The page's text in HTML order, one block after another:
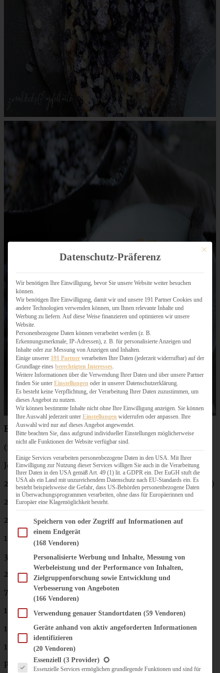
Blaubeer Dutch Baby
(für eine Pfanne 28 cm)
Je nach Hunger für 1 – 2 Personen:
200 g Blaubeeren (je nach Jahreszeit frisch oder gefroren)
2 EL Butter
2 Eier
120 ml Milch
3 El Zucker
2 Tl Vanille-Extrakt
75 g Mehl
1 Tl Zimt
1 Prise Salz
1 Handvoll Mandeln
Puderzucker zum Bestäuben
Mit
Datenschutz-Präferenz
Wir benötigen Ihre Einwilligung, bevor Sie unsere Website weiter besuchen
können.
Wir benötigen Ihre Einwilligung, damit wir und unsere 191 Partner Cookies und
andere Technologien verwenden können, um Ihnen relevante Inhalte und
Werbung zu liefern. Auf diese Weise finanzieren und optimieren wir unsere
Website.
Personenbezogene Daten können verarbeitet werden (z. B.
Erkennungsmerkmale, IP-Adressen), z. B. für personalisierte Anzeigen und
Inhalte oder zur Messung von Anzeigen und Inhalten.
Einige unserer 191 Partner verarbeiten Ihre Daten (jederzeit widerrufbar) auf der
Grundlage eines berechtigten Interesses.
Weitere Informationen über die Verwendung Ihrer Daten und über unsere Partner
finden Sie unter Einstellungen oder in unserer Datenschutzerklärung.
Es besteht keine Verpflichtung, der Verarbeitung Ihrer Daten zuzustimmen, um
dieses Angebot zu nutzen.
Wir können bestimmte Inhalte nicht ohne Ihre Einwilligung anzeigen. Sie können
Ihre Auswahl jederzeit unter Einstellungen widerrufen oder anpassen. Ihre
Auswahl wird nur auf dieses Angebot angewendet.
Bitte beachten Sie, dass aufgrund individueller Einstellungen möglicherweise
nicht alle Funktionen der Website verfügbar sind.
Einige Services verarbeiten personenbezogene Daten in den USA. Mit Ihrer
Einwilligung zur Nutzung dieser Services willigen Sie auch in die Verarbeitung
Ihrer Daten in den USA gemäß Art. 49 (1) lit. a GDPR ein. Der EuGH stuft die
USA als ein Land mit unzureichendem Datenschutz nach EU-Standards ein. Es
besteht beispielsweise die Gefahr, dass US-Behörden personenbezogene Daten
in Überwachungsprogrammen verarbeiten, ohne dass für Europäerinnen und
Europäer eine Klagemöglichkeit besteht.
Im Folgenden finden Sie eine Liste der Zwecke des IAB Transparency and Consent
Speichern von oder Zugriff auf Informationen auf
einem Endgerät
(168 Vendoren)
Personalisierte Werbung und Inhalte, Messung von
Werbeleistung und der Performance von Inhalten,
Zielgruppenforschung sowie Entwicklung und
Verbesserung von Angeboten
(166 Vendoren)
Verwendung genauer Standortdaten (59 Vendoren)
Geräte anhand von aktiv angeforderten Informationen
identifizieren
(20 Vendoren)
Es folgt eine Liste der Service-Gruppen, für die eine Einwilligung erteilt werden
Essenziell (3 Provider)
Essenzielle Services ermöglichen grundlegende Funktionen und sind für